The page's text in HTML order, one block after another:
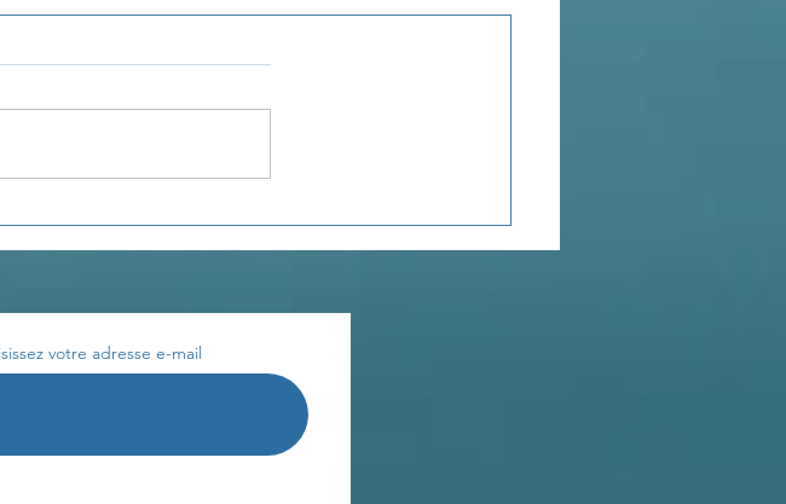
votre adresse e-mail